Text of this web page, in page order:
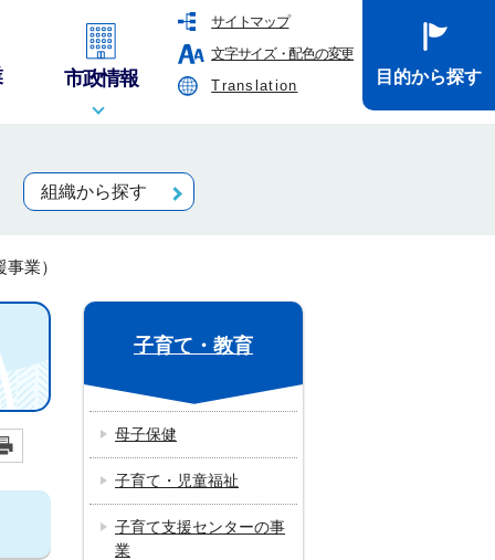
サイトマップ
文字サイズ・配色の変更
Translation
市政情報 目的から探す
組織から探す
業）
子育て・教育
母子保健
子育て・児童福祉
子育て支援センターの事
業